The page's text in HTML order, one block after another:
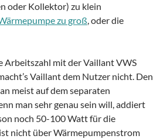
oder Kollektor) zu klein
zu groß, oder die
Arbeitszahl mit der Vaillant VWS
Vaillant dem Nutzer nicht. Den
meist auf dem separaten
man sehr genau sein will, addiert
noch 50-100 Watt für die
nicht über Wärmepumpenstrom